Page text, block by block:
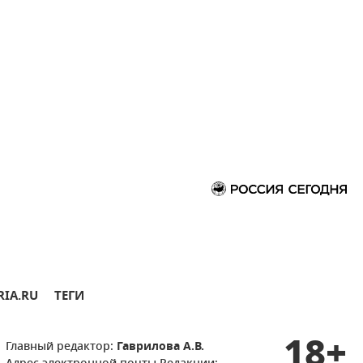
ТЕГИ
Главный редактор: Гаврилова А.В.